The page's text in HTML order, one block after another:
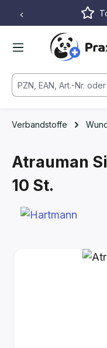
Zum Hauptinhalt
Verbandstoffe
Atrauman
10 St.
Bildergalerie